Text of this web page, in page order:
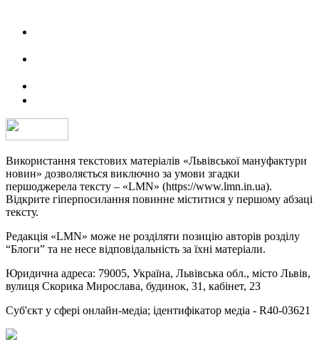
Використання текстових матеріалів «Львівської мануфактури
новин» дозволяється виключно за умови згадки
першоджерела тексту – «LMN» (https://www.lmn.in.ua).
Відкрите гіперпосилання повинне міститися у першому абзаці
тексту.
Редакція «LMN» може не розділяти позицію авторів розділу
“Блоги” та не несе відповідальність за їхні матеріали.
Юридична адреса: 79005, Україна, Львівська обл., місто Львів,
вулиця Скорика Мирослава, будинок, 31, кабінет, 23
Cуб'єкт у сфері онлайн-медіа; ідентифікатор медіа - R40-03621